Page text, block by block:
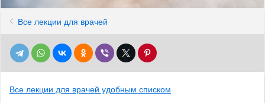
Все лекции для врачей
Все лекции для врачей удобным списком